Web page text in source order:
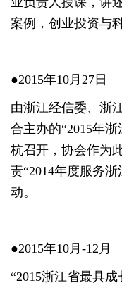
案例，创业投资与
●2015年10月27日
由浙江经信委、浙
合主办的“2015年
杭召开，协会作为
责“2014年度服务
动。
●2015年10月-12月
“2015浙江省最具